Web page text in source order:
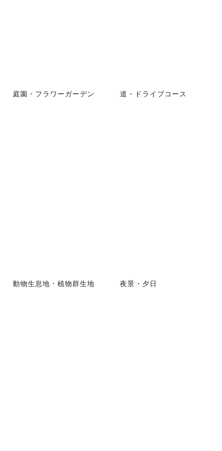
庭園・フラワーガーデン 道・ドライブコース
動物生息地・植物群生地 夜景・夕日